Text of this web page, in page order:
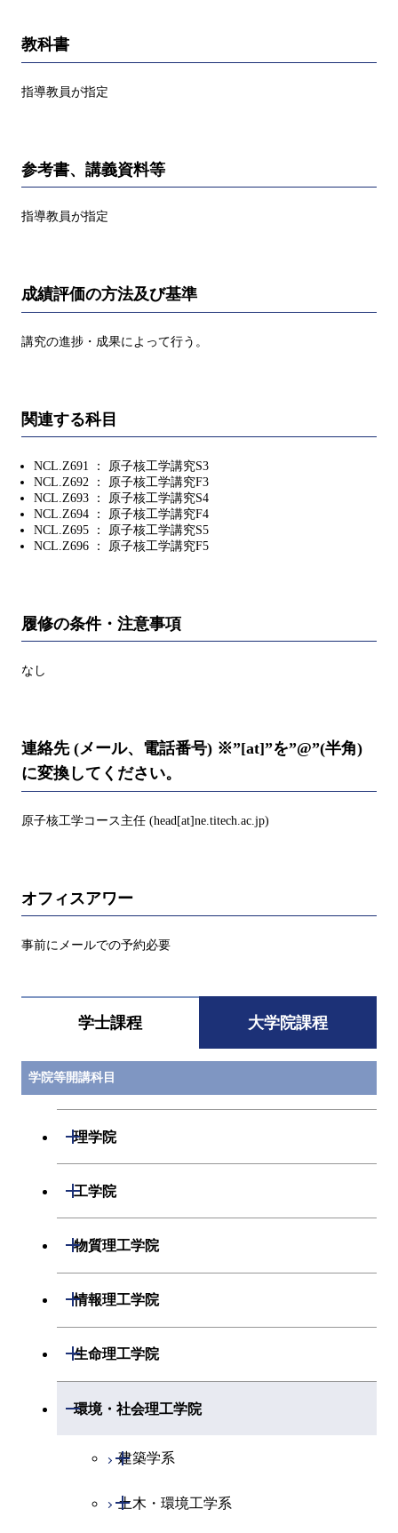
教科書
指導教員が指定
参考書、講義資料等
指導教員が指定
成績評価の方法及び基準
講究の進捗・成果によって行う。
関連する科目
NCL.Z691 ： 原子核工学講究S3
NCL.Z692 ： 原子核工学講究F3
NCL.Z693 ： 原子核工学講究S4
NCL.Z694 ： 原子核工学講究F4
NCL.Z695 ： 原子核工学講究S5
NCL.Z696 ： 原子核工学講究F5
履修の条件・注意事項
なし
連絡先 (メール、電話番号) ※”[at]”を”@”(半角)
に変換してください。
原子核工学コース主任 (head[at]ne.titech.ac.jp)
オフィスアワー
事前にメールでの予約必要
学士課程 大学院課程
学院等開講科目
理学院
開閉
物理学コース
化学系
開閉
エネルギー・情報コース
物質・情報卓越コース
地球生命コース
専門科目
工学院
開閉
機械系
開閉
エネルギーコース
エンジニアリングデザイン
ース
システム制御コース
電気電子系
開閉
エネルギーコース
エネルギー・情報コース
ライフエンジニアリングコ
情報通信コース
エンジニアリングデザイン
経営工学系
開閉
経営工学コース
エンジニアリングデザイン
専門科目
物質理工学院
開閉
材料系
開閉
エネルギーコース
ース
応用化学コース
専門科目
情報理工学院
開閉
数理・計算科学系
開閉
ース
生命理工学院
開閉
生命理工学系
開閉
生命理工学コース
ライフエンジニアリングコ
専門科目
環境・社会理工学院
開閉
建築学系
開閉
建築学コース
土木・環境工学系
開閉